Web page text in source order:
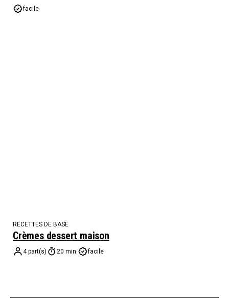
facile
RECETTES DE BASE
Crèmes dessert maison
4 part(s) 20 min. facile